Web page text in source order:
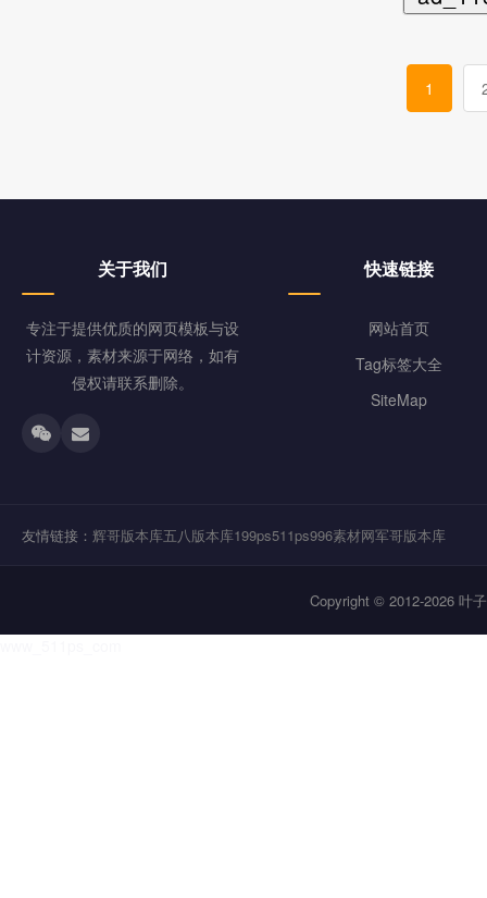
1
关于我们
专注于提供优质的网页模板与设
计资源，素材来源于网络，如有
侵权请联系删除。
快速链接
网站首页
Tag标签大全
SiteMap
友情链接： 辉哥版本库五八版本库199ps511ps996素材网军哥版本库
Copyright © 2012-2026 叶